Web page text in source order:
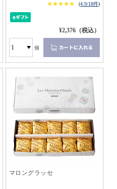
★★★★★
★★★★★ (4.9/18件)
¥2,376（税込）
個
マロングラッセ